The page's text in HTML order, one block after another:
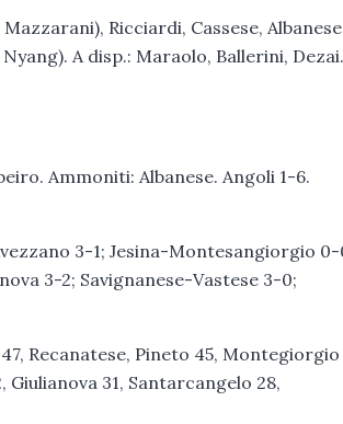
Ricciardi, Cassese,
A disp.: Maraolo, Ballerini, Dezai.
Ammoniti: Albanese. Angoli 1-6.
3-1; Jesina-Montesangiorgio 0-
3-2; Savignanese-Vastese 3-0;
Recanatese, Pineto 45, Montegiorgio
Giulianova 31, Santarcangelo 28,